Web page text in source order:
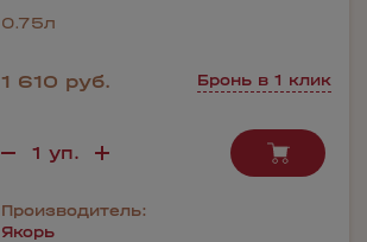
0.75л
1 610 руб. Бронь в 1 клик
Производитель:
Якорь